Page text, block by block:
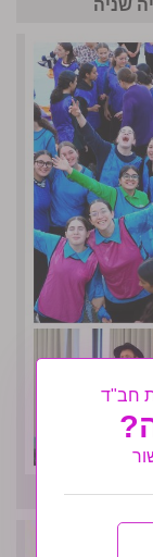
שניה
חב"ד